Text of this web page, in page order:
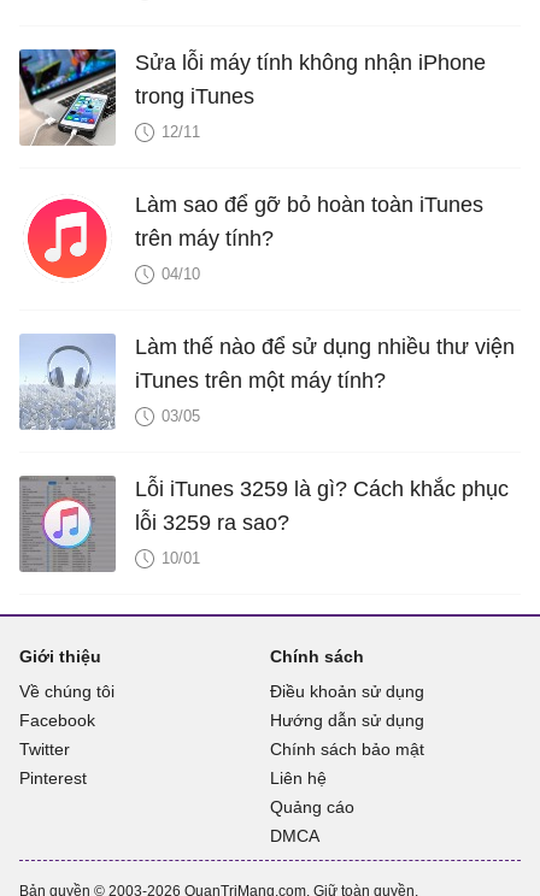
Sửa lỗi máy tính không nhận iPhone
trong iTunes
12/11
Làm sao để gỡ bỏ hoàn toàn iTunes
trên máy tính?
04/10
Làm thế nào để sử dụng nhiều thư viện
iTunes trên một máy tính?
03/05
Lỗi iTunes 3259 là gì? Cách khắc phục
lỗi 3259 ra sao?
10/01
Giới thiệu
Về chúng tôi
Facebook
Twitter
Pinterest
Chính sách
Điều khoản sử dụng
Hướng dẫn sử dụng
Chính sách bảo mật
Liên hệ
Quảng cáo
DMCA
Bản quyền © 2003-2026 QuanTriMang.com. Giữ toàn quyền.